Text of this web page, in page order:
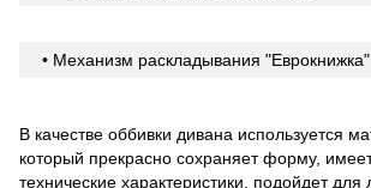
• Механизм раскладывания
В качестве оббивки дивана используется
который прекрасно сохраняет форму,
технические характеристики, подойдет